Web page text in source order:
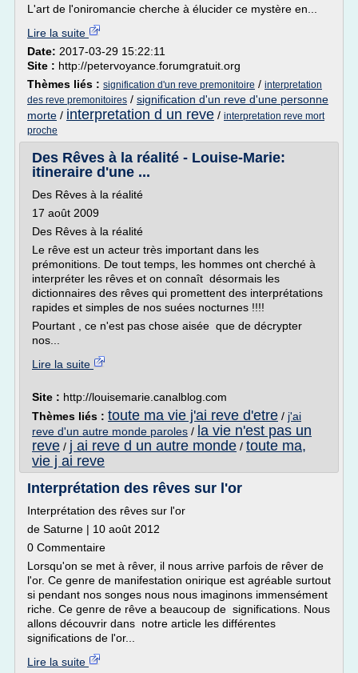
L'art de l'oniromancie cherche à élucider ce mystère en...
Lire la suite
Date: 2017-03-29 15:22:11
Site : http://petervoyance.forumgratuit.org
Thèmes liés : signification d'un reve premonitoire / interpretation
des reve premonitoires / signification d'un reve d'une personne
morte / interpretation d un reve / interpretation reve mort
proche
Des Rêves à la réalité - Louise-Marie:
itineraire d'une ...
Des Rêves à la réalité
17 août 2009
Des Rêves à la réalité
Le rêve est un acteur très important dans les
prémonitions. De tout temps, les hommes ont cherché à
interpréter les rêves et on connaît désormais les
dictionnaires des rêves qui promettent des interprétations
rapides et simples de nos suées nocturnes !!!!
Pourtant , ce n'est pas chose aisée que de décrypter
nos...
Lire la suite
Site : http://louisemarie.canalblog.com
Thèmes liés : toute ma vie j'ai reve d'etre / j'ai
reve d'un autre monde paroles / la vie n'est pas un
reve / j ai reve d un autre monde / toute ma,
vie j ai reve
Interprétation des rêves sur l'or
Interprétation des rêves sur l'or
de Saturne | 10 août 2012
0 Commentaire
Lorsqu'on se met à rêver, il nous arrive parfois de rêver de
l'or. Ce genre de manifestation onirique est agréable surtout
si pendant nos songes nous nous imaginons immensément
riche. Ce genre de rêve a beaucoup de significations. Nous
allons découvrir dans notre article les différentes
significations de l'or...
Lire la suite